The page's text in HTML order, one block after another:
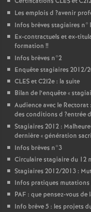
Les emplois d ?avenir
Infos brèves stagiaires n°1
Ex-contractuels et ex-
formation !!
Infos brèves n°2
Enquête stagiaires 2012/
CLESet C2I2e : la suite
Bilan de l’enquête «
Audience avec le
des conditions d ?entrée
Stagiaires 2012 :
dernière «génération
Infos brèves n°3
Circulaire stagiaire du 12
Stagiaires 2012/2013 :
Infos pratiques
PAF : que pensez-vous
Info brève 5 : les projets